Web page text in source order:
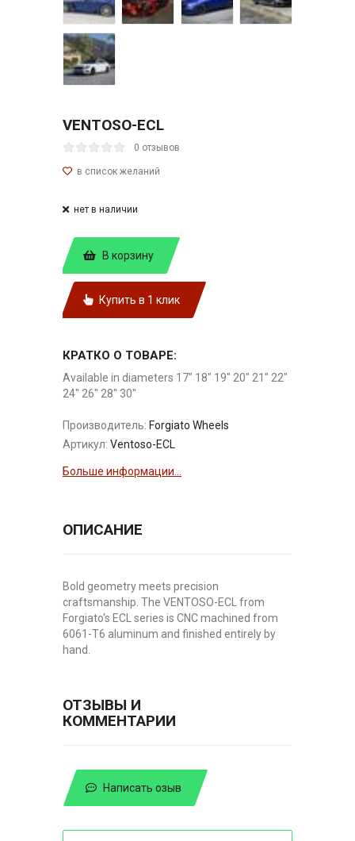
VENTOSO-ECL
0 отзывов
нет в наличии
В корзину
Купить в 1 клик
КРАТКО О ТОВАРЕ:
Available in diameters 17" 18" 19" 20" 21" 22"
24" 26" 28" 30"
Производитель: Forgiato Wheels
Артикул: Ventoso-ECL
Больше информации...
ОПИСАНИЕ
Bold geometry meets precision
craftsmanship. The VENTOSO-ECL from
Forgiato's ECL series is CNC machined from
6061-T6 aluminum and finished entirely by
hand.
ОТЗЫВЫ И
КОММЕНТАРИИ
Написать озыв